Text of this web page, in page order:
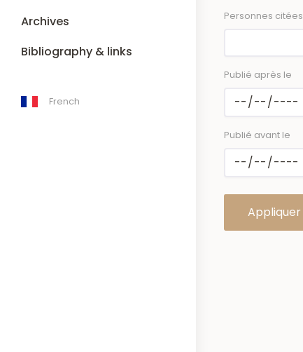
Archives
Bibliography & links
French
Personnes citées
Publié après le
Publié avant le